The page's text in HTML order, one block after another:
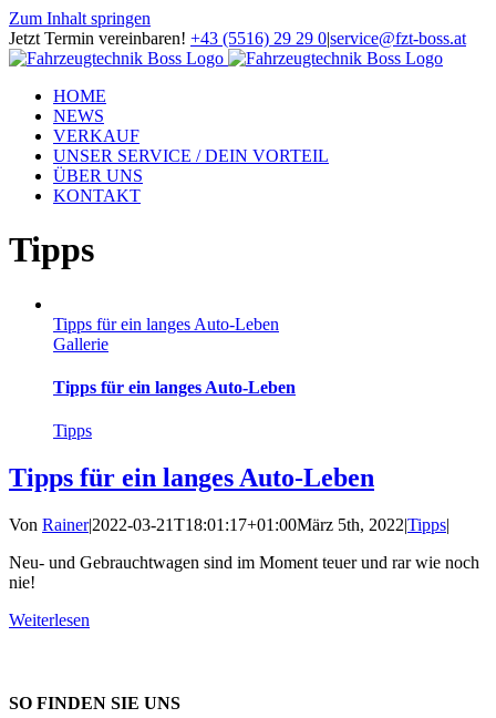
Zum Inhalt springen
Jetzt Termin vereinbaren! +43 (5516) 29 29 0|service@fzt-boss.at
HOME
NEWS
VERKAUF
UNSER SERVICE / DEIN VORTEIL
ÜBER UNS
KONTAKT
Tipps
Tipps für ein langes Auto-Leben
Gallerie
Tipps für ein langes Auto-Leben
Tipps
Tipps für ein langes Auto-Leben
Von Rainer|2022-03-21T18:01:17+01:00März 5th, 2022|Tipps|
Neu- und Gebrauchtwagen sind im Moment teuer und rar wie noch
nie!
Weiterlesen
SO FINDEN SIE UNS